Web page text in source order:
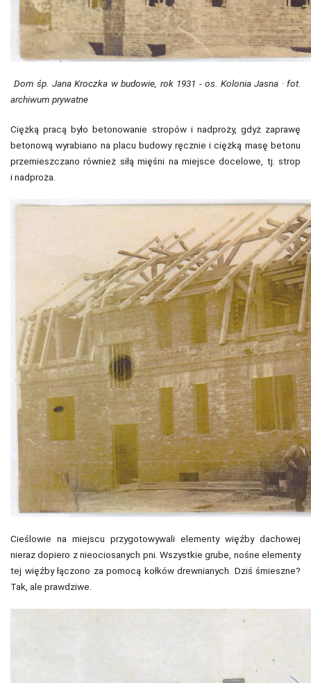
Dom śp. Jana Kroczka w budowie, rok 1931 - os. Kolonia Jasna · fot.
archiwum prywatne
Ciężką pracą było betonowanie stropów i nadproży, gdyż zaprawę
betonową wyrabiano na placu budowy ręcznie i ciężką masę betonu
przemieszczano również siłą mięśni na miejsce docelowe, tj. strop
i nadproża.
Cieślowie na miejscu przygotowywali elementy więźby dachowej
nieraz dopiero z nieociosanych pni. Wszystkie grube, nośne elementy
tej więźby łączono za pomocą kołków drewnianych. Dziś śmieszne?
Tak, ale prawdziwe.